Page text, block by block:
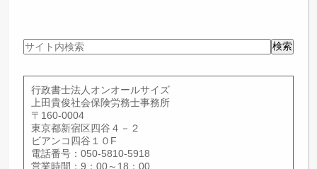
サ
イ
検
索
検索
行政書士法人オンオールサイズ
上田貴俊社会保険労務士事務所
〒160-0004
東京都新宿区四谷４－２
ビアンコ四谷１０F
電話番号：050-5810-5918
営業時間：9：00～18：00